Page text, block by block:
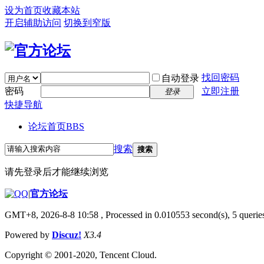
设为首页收藏本站
开启辅助访问 切换到窄版
自动登录 找回密码
密码
登录
立即注册
快捷导航
论坛首页BBS
搜索 搜索
请先登录后才能继续浏览
|官方论坛
GMT+8, 2026-8-8 10:58 , Processed in 0.010553 second(s), 5
Powered by Discuz! X3.4
Copyright © 2001-2020, Tencent Cloud.